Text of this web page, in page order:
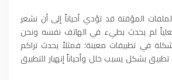
المؤقتة قد تؤدي أحياناً إلى أن نشعر
لم يحدث بطيء في الهاتف نفسه ونحن
في تطبيقات معينة؛ فمثلاً يحدث تراكم
بشكل يسبب خلل وأحياناً إنهيار للتطبيق